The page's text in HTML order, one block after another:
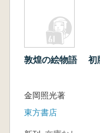
敦煌の絵物語 初
金岡照光著
東方書店